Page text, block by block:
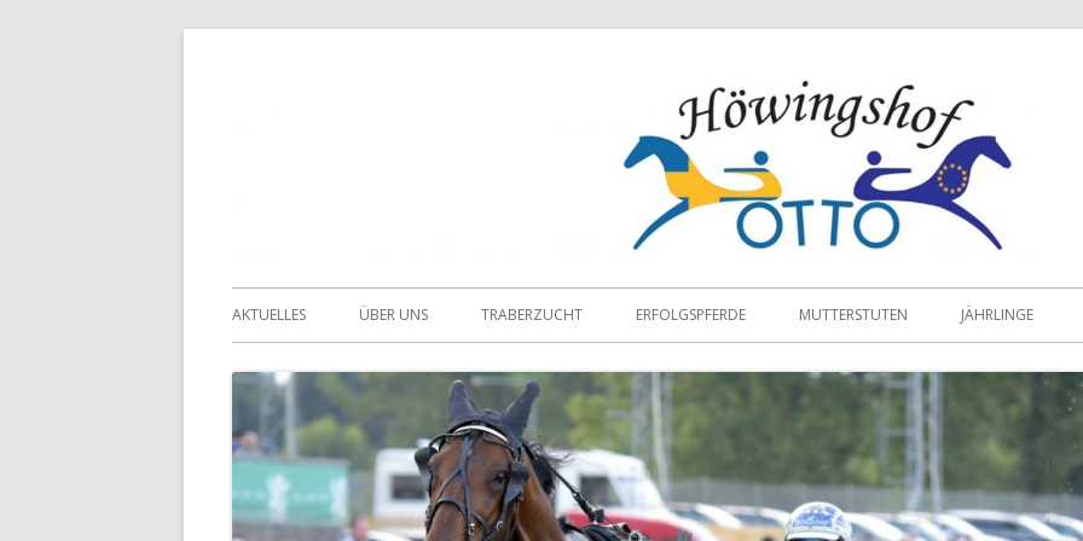
Primäres
Menü
AKTUELLES ÜBER UNS TRABERZUCHT ERFOLGSPFERDE MUTTERSTUTEN JÄHRLINGE